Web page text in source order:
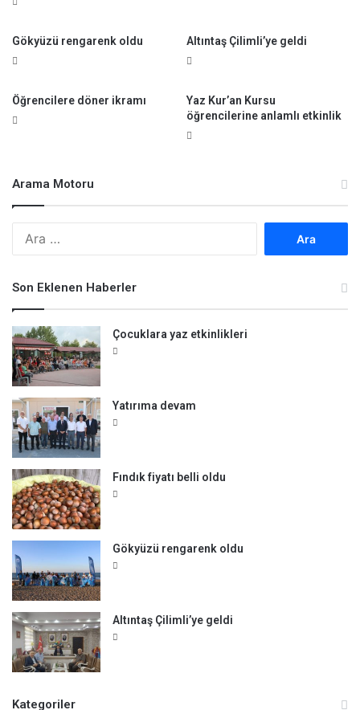
Gökyüzü rengarenk oldu Altıntaş Çilimli’ye geldi
Öğrencilere döner ikramı
Yaz Kur’an Kursu
öğrencilerine anlamlı etkinlik
Arama Motoru
Son Eklenen Haberler
Çocuklara yaz etkinlikleri
Yatırıma devam
Fındık fiyatı belli oldu
Gökyüzü rengarenk oldu
Altıntaş Çilimli’ye geldi
Kategoriler